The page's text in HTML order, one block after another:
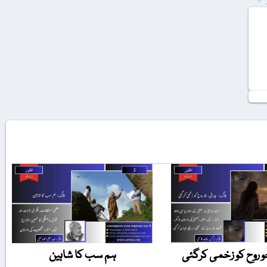
روح کو زخمی کرگئی ہم سب کا شاہین